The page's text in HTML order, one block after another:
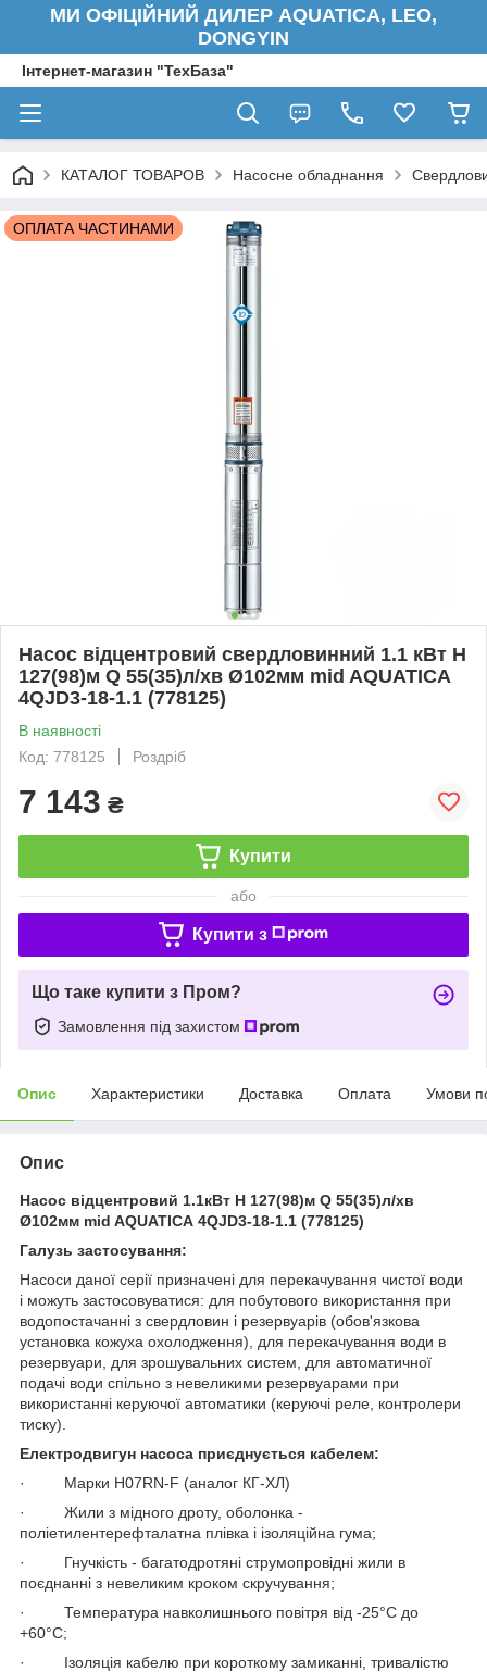
МИ ОФІЦІЙНИЙ ДИЛЕР AQUATICA, LEO,
DONGYIN
Інтернет-магазин "ТехБаза"
КАТАЛОГ ТОВАРОВ Насосне обладнання
ОПЛАТА ЧАСТИНАМИ
Насос відцентровий свердловинний 1.1 кВт H
127(98)м Q 55(35)л/хв Ø102мм mid AQUATICA
4QJD3-18-1.1 (778125)
В наявності
Код: 778125
Роздріб
7 143 ₴
Купити
або
Купити з
Що таке купити з Пром?
Замовлення під захистом
Опис Характеристики Доставка Оплата Умови
Опис
Насос відцентровий 1.1кВт H 127(98)м Q 55(35)л/хв
Ø102мм mid AQUATICA 4QJD3-18-1.1 (778125)
Галузь застосування:
Насоси даної серії призначені для перекачування чистої води
і можуть застосовуватися: для побутового використання при
водопостачанні з свердловин і резервуарів (обов'язкова
установка кожуха охолодження), для перекачування води в
резервуари, для зрошувальних систем, для автоматичної
подачі води спільно з невеликими резервуарами при
використанні керуючої автоматики (керуючі реле, контролери
тиску).
Електродвигун насоса приєднується кабелем:
· Марки H07RN-F (аналог КГ-ХЛ)
· Жили з мідного дроту, оболонка -
поліетилентерефталатна плівка і ізоляційна гума;
· Гнучкість - багатодротяні струмопровідні жили в
поєднанні з невеликим кроком скручування;
· Температура навколишнього повітря від -25°C до
+60°C;
· Ізоляція кабелю при короткому замиканні, тривалістю